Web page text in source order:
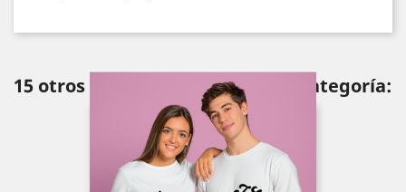
15 otros productos en la misma categoría: